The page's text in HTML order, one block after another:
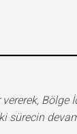
Bölge
sürecin